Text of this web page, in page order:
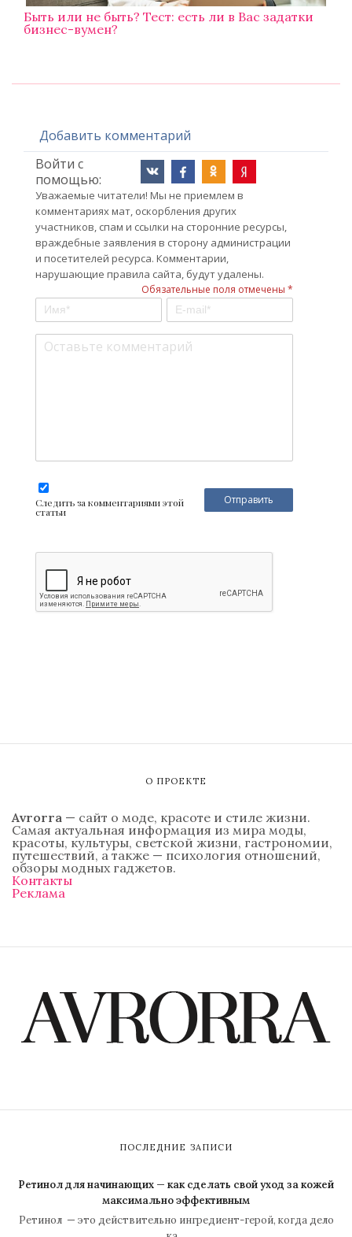
Быть или не быть? Тест: есть ли в Вас задатки
бизнес-вумен?
Добавить комментарий
Войти с
помощью:
Уважаемые читатели! Мы не приемлем в
комментариях мат, оскорбления других
участников, спам и ссылки на сторонние ресурсы,
враждебные заявления в сторону администрации
и посетителей ресурса. Комментарии,
нарушающие правила сайта, будут удалены.
Обязательные поля отмечены *
Следить за комментариями этой
статьи
О ПРОЕКТЕ
Avrorra — сайт о моде, красоте и стиле жизни.
Самая актуальная информация из мира моды,
красоты, культуры, светской жизни, гастрономии,
путешествий, а также — психология отношений,
обзоры модных гаджетов.
Контакты
Реклама
ПОСЛЕДНИЕ ЗАПИСИ
Ретинол для начинающих — как сделать свой уход за кожей
максимально эффективным
Ретинол — это действительно ингредиент-герой, когда дело